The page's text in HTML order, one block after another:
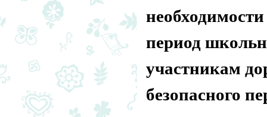
период
участникам
безопасного